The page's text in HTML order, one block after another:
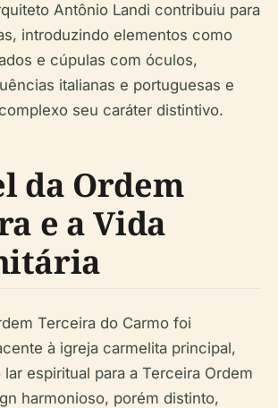
Antônio Landi contribuiu para
introduzindo elementos como
e cúpulas com óculos,
italianas e portuguesas e
seu caráter distintivo.
da Ordem
e a Vida
Terceira do Carmo foi
à igreja carmelita principal,
espiritual para a Terceira Ordem
harmonioso, porém distinto,